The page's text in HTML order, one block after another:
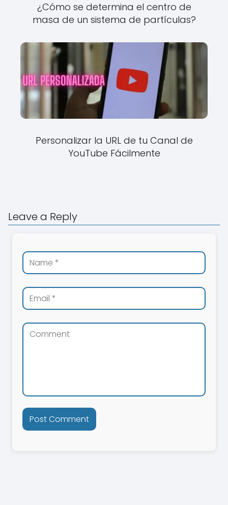
¿Cómo se determina el centro de
masa de un sistema de partículas?
Personalizar la URL de tu Canal de
YouTube Fácilmente
Leave a Reply